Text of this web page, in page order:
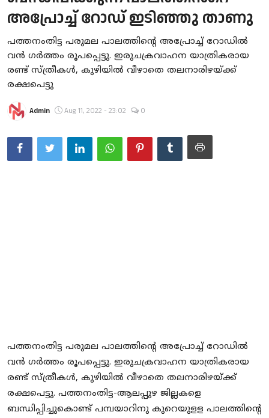
Gulf News
Loksabha Election 2024
Technology
Jobs Mall
Automotive
Malayalam
അപ്രോച്ച് റോഡ് ഇടിഞ്ഞു താണു
പത്തനംതിട്ട പരുമല പാലത്തിന്റെ അപ്രോച്ച് റോഡിൽ
വൻ ഗർത്തം രൂപപ്പെട്ടു. ഇരുചക്രവാഹന യാത്രികരായ
രണ്ട് സ്ത്രീകൾ, കുഴിയിൽ വീഴാതെ തലനാരിഴയ്ക്ക്
രക്ഷപെട്ടു
Admin Aug 11, 2022 - 23:02 0
പത്തനംതിട്ട പരുമല പാലത്തിന്റെ അപ്രോച്ച് റോഡിൽ
വൻ ഗർത്തം രൂപപ്പെട്ടു. ഇരുചക്രവാഹന യാത്രികരായ
രണ്ട് സ്ത്രീകൾ, കുഴിയിൽ വീഴാതെ തലനാരിഴയ്ക്ക്
രക്ഷപെട്ടു. പത്തനംതിട്ട-ആലപ്പുഴ ജില്ലകളെ
ബന്ധിപ്പിച്ചുകൊണ്ട് പമ്പയാറിനു കുറെയുളള പാലത്തിന്റെ